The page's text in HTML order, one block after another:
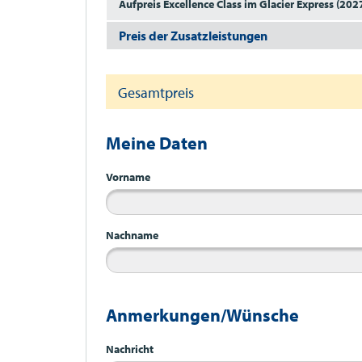
Preis der Zusatzleistungen
Aufpreis Excellence Class im Glacier Express
Gesamtpreis
Meine Daten
Vorname
Nachname
Anmerkungen/Wünsche
Nachricht